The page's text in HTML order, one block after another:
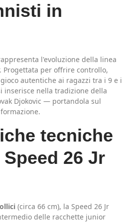
in
l'evoluzione della linea
Progettata per offrire controllo,
autentiche ai ragazzi tra i 9 e i
inserisce nella tradizione della
Djokovic — portandola sul
tecniche
26 Jr
(circa 66 cm), la Speed 26 Jr
delle racchette junior